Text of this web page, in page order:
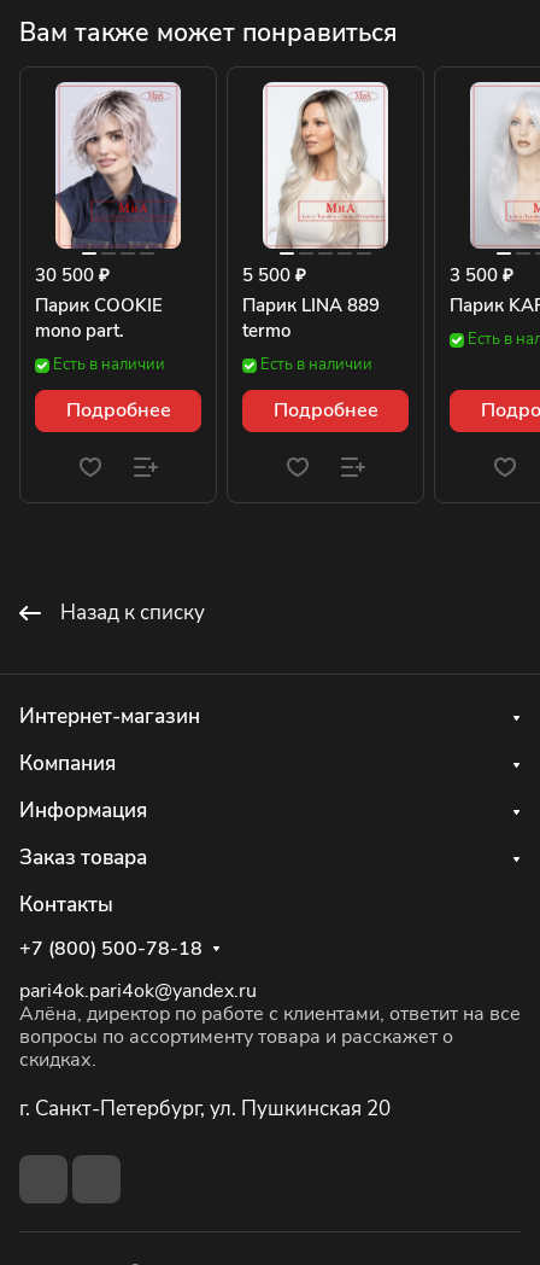
Вам также может понравиться
30 500 ₽
Парик COOKIE
mono part.
Есть в наличии
Подробнее
5 500 ₽
Парик LINA 889
termo
Есть в наличии
Подробнее
3 500 ₽
Парик
Есть в
Назад к списку
Интернет-магазин
Компания
Информация
Заказ товара
Контакты
+7 (800) 500-78-18
pari4ok.pari4ok@yandex.ru
Алёна, директор по работе с клиентами, ответит на все
вопросы по ассортименту товара и расскажет о
скидках.
г. Санкт-Петербург, ул. Пушкинская 20